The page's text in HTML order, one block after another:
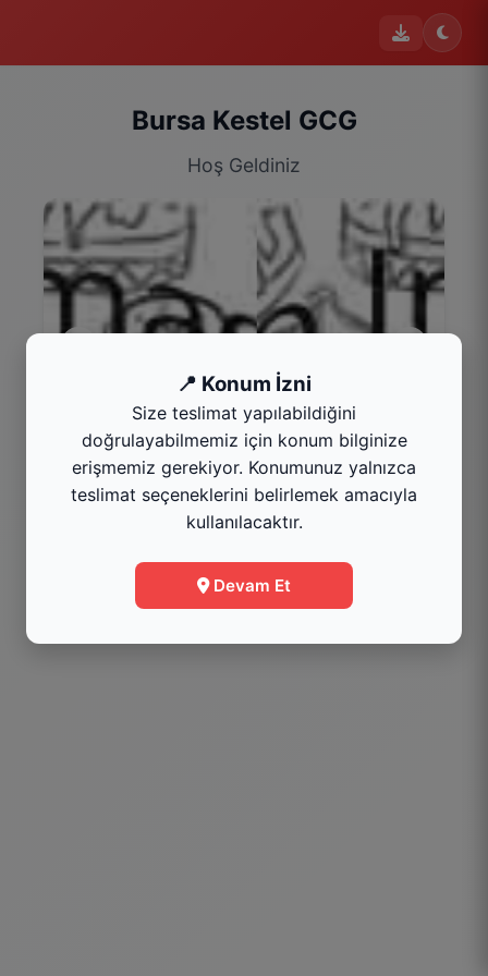
Bursa Kestel GCG
Hoş Geldiniz
Kaçmaz Menü
Kategoriyi Gör
Menüye Git
Bilgi
📍 Konum İzni
Size teslimat yapılabildiğini
doğrulayabilmemiz için konum bilginize
erişmemiz gerekiyor. Konumunuz yalnızca
teslimat seçeneklerini belirlemek amacıyla
kullanılacaktır.
Devam Et